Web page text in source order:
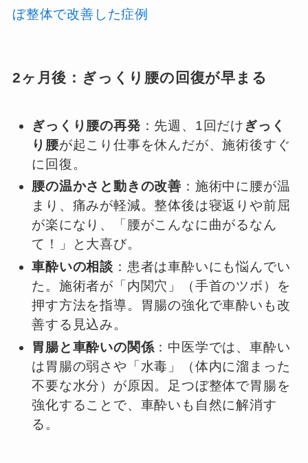
ぼ整体で改善した症例
2ヶ月後：ぎっくり腰の回復が早まる
ぎっくり腰の再発 ：先週、1回だけ ぎっく
り腰が起こり仕事を休んだが、施術後すぐ
に回復。
腰の温かさと動きの改善 ：施術中に腰が温
まり、痛みが軽減。整体後は寝返りや前屈
が楽になり、「腰がこんなに曲がるなん
て！」と大喜び。
車酔いの相談 ：患者は車酔いにも悩んでい
た。施術者が「内関穴」（手首のツボ）を
押す方法を指導。胃腸の強化で車酔いも改
善する見込み。
胃腸と車酔いの関係 ：中医学では、車酔い
は胃腸の弱さや「水毒」（体内に溜まった
不要な水分）が原因。足つぼ整体で胃腸を
強化することで、車酔いも自然に解消す
る。